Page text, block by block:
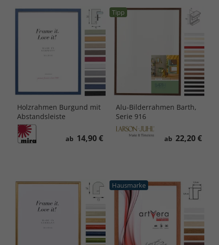
Holzrahmen Burgund mit
Abstandsleiste
ab 14,90 €
Tipp
Alu-Bilderrahmen Barth,
Serie 916
ab 22,20 €
Hausmarke